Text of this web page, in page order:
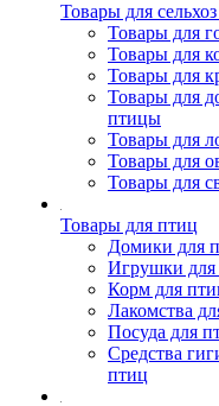
Товары для
Товары для
Товары для
Товары для
Товары для
птицы
Товары для
Товары для
Товары для
Товары для птиц
Домики для
Игрушки для
Корм для
Лакомства
Посуда для
Средства
птиц